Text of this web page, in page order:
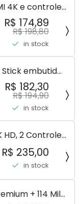
4K e controle
and Play com
jogos Arcade
R$ 174,89
R$ 198,80
in stock
Stick embutido
sem fio HD
console de
R$ 182,30
R$ 194,90
in stock
HD, 2 Controles
DDR3
R$ 235,00
in stock
+ 114 Mil